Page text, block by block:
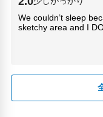
ラーオ語
ネパール語
シンハラ語
チェックイン/アウ
東郷神社(6.9km)
東雲寺(460m)
池袋の東京フラフェ
We couldn’t sleep
sketchy area and I